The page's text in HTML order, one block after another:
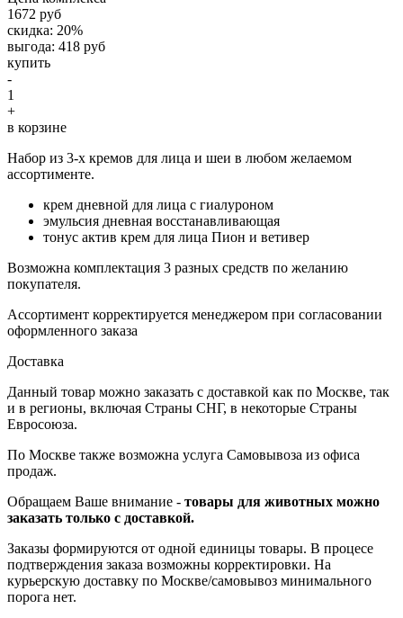
1672 руб
скидка: 20%
выгода: 418 руб
купить
-
1
+
в корзине
Набор из 3-х кремов для лица и шеи в любом желаемом
ассортименте.
крем дневной для лица с гиалуроном
эмульсия дневная восстанавливающая
тонус актив крем для лица Пион и ветивер
Возможна комплектация 3 разных средств по желанию
покупателя.
Ассортимент корректируется менеджером при согласовании
оформленного заказа
Доставка
Данный товар можно заказать с доставкой как по Москве, так
и в регионы, включая Страны СНГ, в некоторые Страны
Евросоюза.
По Москве также возможна услуга Самовывоза из офиса
продаж.
Обращаем Ваше внимание - товары для животных можно
заказать только с доставкой.
Заказы формируются от одной единицы товары. В процесе
подтверждения заказа возможны корректировки. На
курьерскую доставку по Москве/самовывоз минимального
порога нет.